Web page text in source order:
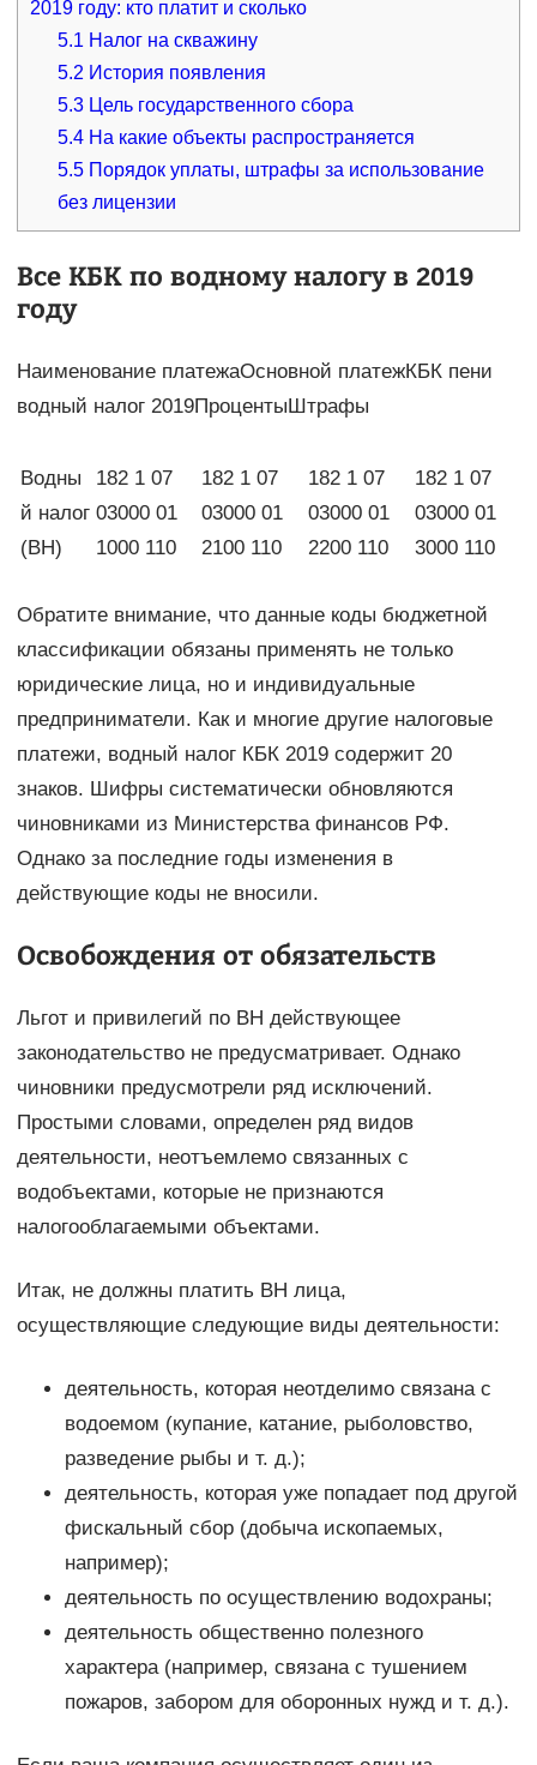
2019 году: кто платит и сколько
5.1 Налог на скважину
5.2 История появления
5.3 Цель государственного сбора
5.4 На какие объекты распространяется
5.5 Порядок уплаты, штрафы за использование
без лицензии
Все КБК по водному налогу в 2019
году
Наименование платежаОсновной платежКБК пени
водный налог 2019ПроцентыШтрафы
Водны
й налог
(ВН)
182 1 07
03000 01
1000 110
182 1 07
03000 01
2100 110
182 1 07
03000 01
2200 110
182 1 07
03000 01
3000 110
Обратите внимание, что данные коды бюджетной
классификации обязаны применять не только
юридические лица, но и индивидуальные
предприниматели. Как и многие другие налоговые
платежи, водный налог КБК 2019 содержит 20
знаков. Шифры систематически обновляются
чиновниками из Министерства финансов РФ.
Однако за последние годы изменения в
действующие коды не вносили.
Освобождения от обязательств
Льгот и привилегий по ВН действующее
законодательство не предусматривает. Однако
чиновники предусмотрели ряд исключений.
Простыми словами, определен ряд видов
деятельности, неотъемлемо связанных с
водобъектами, которые не признаются
налогооблагаемыми объектами.
Итак, не должны платить ВН лица,
осуществляющие следующие виды деятельности:
деятельность, которая неотделимо связана с
водоемом (купание, катание, рыболовство,
разведение рыбы и т. д.);
деятельность, которая уже попадает под другой
фискальный сбор (добыча ископаемых,
например);
деятельность по осуществлению водохраны;
деятельность общественно полезного
характера (например, связана с тушением
пожаров, забором для оборонных нужд и т. д.).